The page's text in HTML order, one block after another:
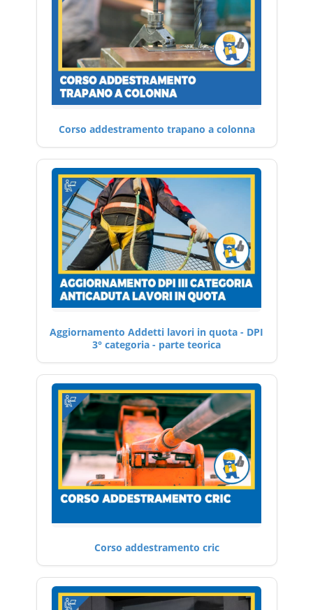
Corso addestramento trapano a colonna
Aggiornamento Addetti lavori in quota - DPI
3° categoria - parte teorica
Corso addestramento cric